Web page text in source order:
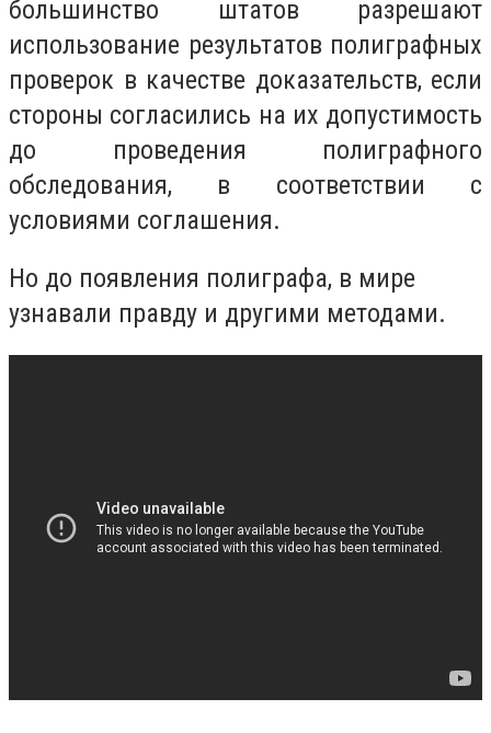
большинство штатов разрешают
использование результатов полиграфных
проверок в качестве доказательств, если
стороны согласились на их допустимость
до проведения полиграфного
обследования, в соответствии с
условиями соглашения.
Но до появления полиграфа, в мире
узнавали правду и другими методами.